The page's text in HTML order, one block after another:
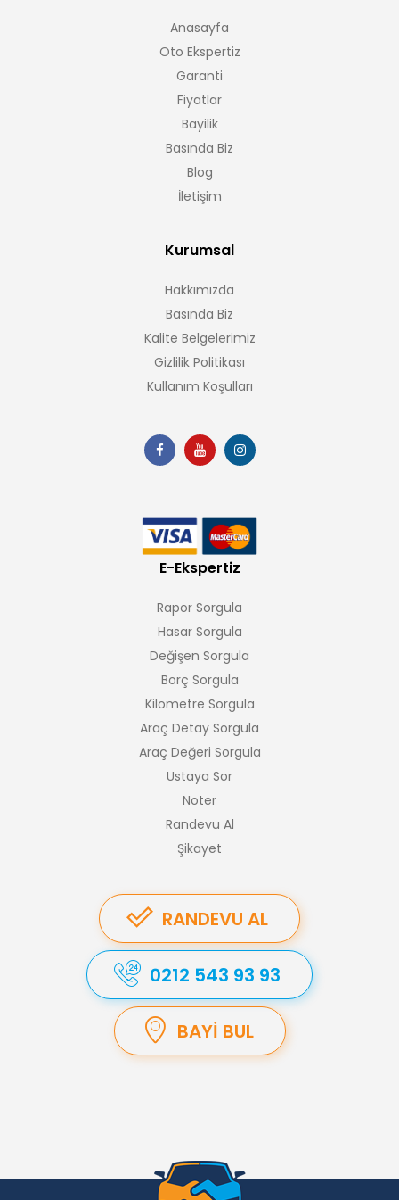
Anasayfa
Oto Ekspertiz
Garanti
Fiyatlar
Bayilik
Basında Biz
Blog
İletişim
Kurumsal
Hakkımızda
Basında Biz
Kalite Belgelerimiz
Gizlilik Politikası
Kullanım Koşulları
E-Ekspertiz
Rapor Sorgula
Hasar Sorgula
Değişen Sorgula
Borç Sorgula
Kilometre Sorgula
Araç Detay Sorgula
Araç Değeri Sorgula
Ustaya Sor
Noter
Randevu Al
Şikayet
RANDEVU AL
0212 543 93 93
BAYI BUL